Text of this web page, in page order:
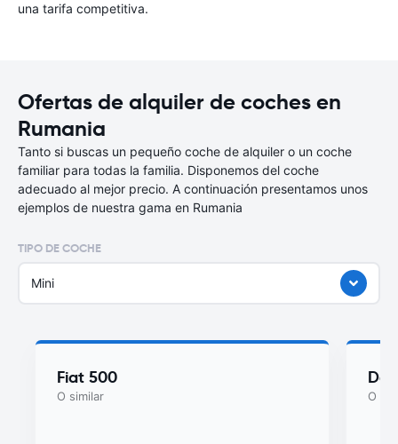
una tarifa competitiva.
Ofertas de alquiler de coches en
Rumania
Tanto si buscas un pequeño coche de alquiler o un coche
familiar para todas la familia. Disponemos del coche
adecuado al mejor precio. A continuación presentamos unos
ejemplos de nuestra gama en Rumania
TIPO DE COCHE
Mini
Fiat 500
O similar O